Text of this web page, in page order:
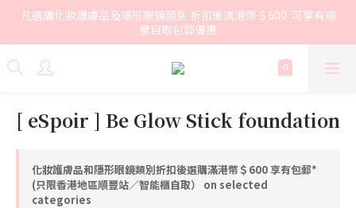
凡選購化妝護膚品及隱形眼鏡類別 折扣後滿港幣＄600  可享有順
豐自取包郵優惠
[ eSpoir ] Be Glow Stick foundation
化妝護膚品和隱形眼鏡類別折扣後選購滿港幣＄600 享有包郵*
(只限香港地區順豐站／智能櫃自取） on selected
categories